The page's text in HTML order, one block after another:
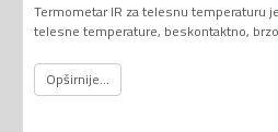
Termometar IR za telesnu temperaturu
telesne temperature, beskontaktno,
Opširnije...